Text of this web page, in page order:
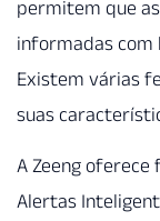
permitem que
informadas com
Existem várias
suas
A Zeeng oferece
Alertas